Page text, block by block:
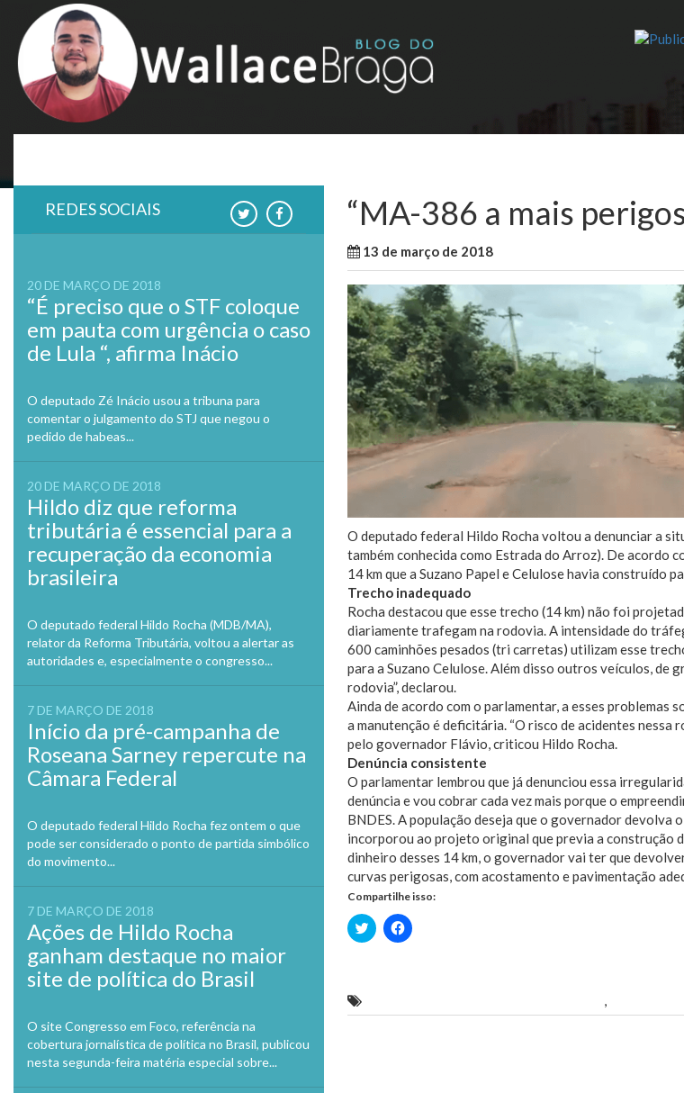
content
REDES SOCIAIS
20 DE MARÇO DE 2018
“É preciso que o STF coloque
em pauta com urgência o caso
de Lula “, afirma Inácio
O deputado Zé Inácio usou a tribuna para
comentar o julgamento do STJ que negou o
pedido de habeas...
20 DE MARÇO DE 2018
Hildo diz que reforma
tributária é essencial para a
recuperação da economia
brasileira
O deputado federal Hildo Rocha (MDB/MA),
relator da Reforma Tributária, voltou a alertar as
autoridades e, especialmente o congresso...
7 DE MARÇO DE 2018
Início da pré-campanha de
Roseana Sarney repercute na
Câmara Federal
O deputado federal Hildo Rocha fez ontem o que
pode ser considerado o ponto de partida simbólico
do movimento...
7 DE MARÇO DE 2018
Ações de Hildo Rocha
ganham destaque no maior
site de política do Brasil
O site Congresso em Foco, referência na
cobertura jornalística de política no Brasil, publicou
nesta segunda-feira matéria especial sobre...
“MA-386 a mais
13 de março de 2018
O deputado federal Hildo Rocha voltou a denunciar a
também conhecida como Estrada do Arroz). De acordo
14 km que a Suzano Papel e Celulose havia construído
Trecho inadequado
Rocha destacou que esse trecho (14 km) não foi
diariamente trafegam na rodovia. A intensidade do
600 caminhões pesados (tri carretas) utilizam esse
para a Suzano Celulose. Além disso outros veículos, de
rodovia”, declarou.
Ainda de acordo com o parlamentar, a esses problemas
a manutenção é deficitária. “O risco de acidentes nessa
pelo governador Flávio, criticou Hildo Rocha.
Denúncia consistente
O parlamentar lembrou que já denunciou essa
denúncia e vou cobrar cada vez mais porque o
BNDES. A população deseja que o governador devolva
incorporou ao projeto original que previa a construção
dinheiro desses 14 km, o governador vai ter que
curvas perigosas, com acostamento e pavimentação
Compartilhe isso:
Clique
para
Clique
para